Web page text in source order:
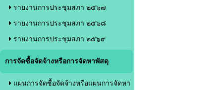
รายงานการประชุมสภา ๒๕๖๗
รายงานการประชุมสภา ๒๕๖๘
รายงานการประชุมสภา ๒๕๖๙
การจัดซื้อจัดจ้างหรือการจัดหาพัสดุ
แผนการจัดซื้อจัดจ้างหรือแผนการจัดหา